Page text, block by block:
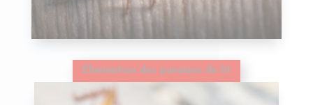
Elimination des punaises de lit